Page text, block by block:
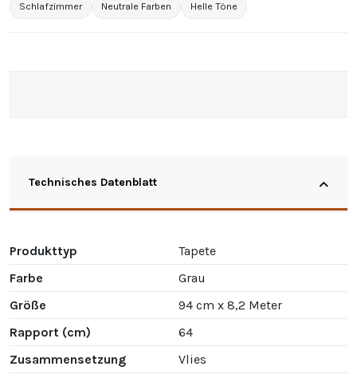
Schlafzimmer Neutrale Farben Helle Töne
Technisches Datenblatt
Produkttyp
Tapete
Farbe
Grau
Größe
94 cm x 8,2 Meter
Rapport (cm)
64
Zusammensetzung
Vlies